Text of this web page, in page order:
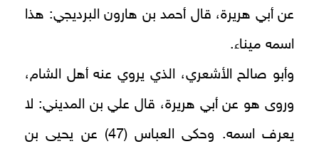
عن أبي هريرة، قال أحمد بن هارون البرديجي: هذا
اسمه ميناء.
وأبو صالح الأشعري، الذي يروي عنه أهل الشام،
وروى هو عن أبي هريرة، قال علي بن المديني: لا
يعرف اسمه. وحكى العباس (47) عن يحيى بن